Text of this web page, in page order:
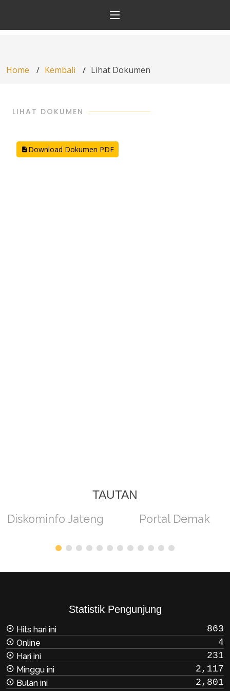
Home Kembali Lihat Dokumen
LIHAT DOKUMEN
Download Dokumen PDF
TAUTAN
Diskominfo Jateng Portal Demak
Statistik Pengunjung
Hits hari ini 863
Online 4
Hari ini 231
Minggu ini 2,117
Bulan ini
2,801